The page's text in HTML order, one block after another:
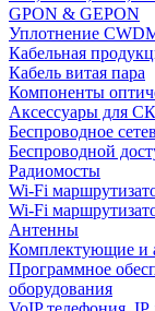
GPON & GEPON
Уплотнение
Кабельная
Кабель витая пара
Компоненты
Аксессуары для
Беспроводное
Беспроводной
Радиомосты
Wi-Fi
Wi-Fi
Антенны
Комплектующие и
Программное
оборудования